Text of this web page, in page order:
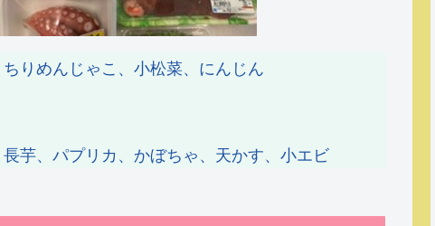
りめんじゃこ、小松菜、にんじん
芋、パプリカ、かぼちゃ、天かす、小エビ